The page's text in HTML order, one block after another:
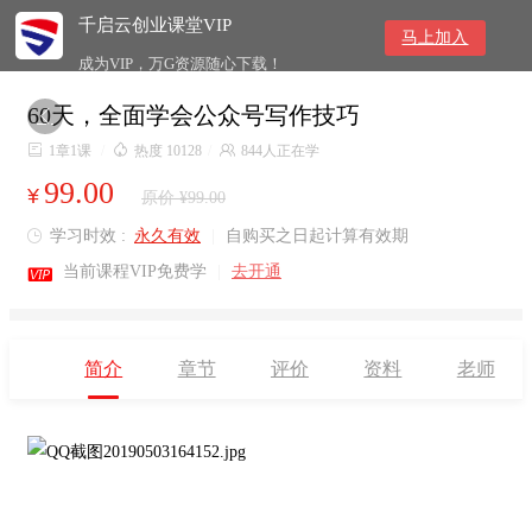
千启云创业课堂VIP
成为VIP，万G资源随心下载！
马上加入

60天，全面学会公众号写作技巧
 1章1课  热度 10128  844人正在学
¥ 99.00 原价 ¥99.00
 学习时效 : 永久有效 自购买之日起计算有效期
 当前课程VIP免费学 去开通
简介 章节 评价 资料 老师